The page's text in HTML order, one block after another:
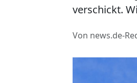
verschickt.
Von news.de-